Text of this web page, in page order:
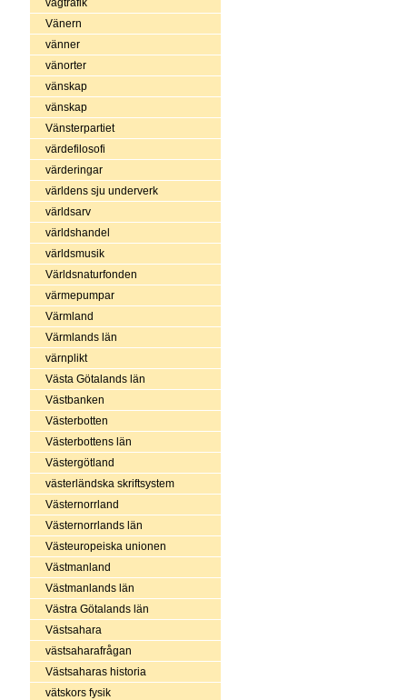
vägtrafik
Vänern
vänner
vänorter
vänskap
vänskap
Vänsterpartiet
värdefilosofi
värderingar
världens sju underverk
världsarv
världshandel
världsmusik
Världsnaturfonden
värmepumpar
Värmland
Värmlands län
värnplikt
Västa Götalands län
Västbanken
Västerbotten
Västerbottens län
Västergötland
västerländska skriftsystem
Västernorrland
Västernorrlands län
Västeuropeiska unionen
Västmanland
Västmanlands län
Västra Götalands län
Västsahara
västsaharafrågan
Västsaharas historia
vätskors fysik